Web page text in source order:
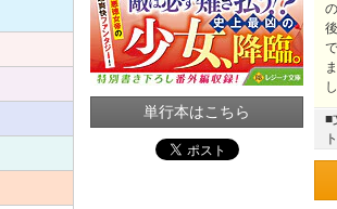
単行本はこちら ■